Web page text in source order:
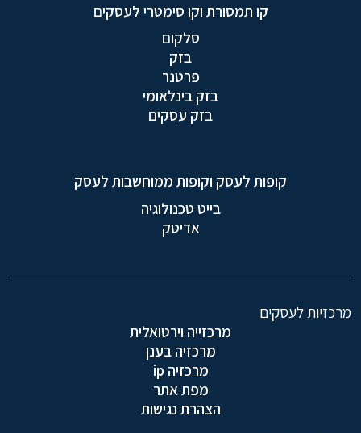
קו תמסורת וקו סימטרי לעסקים
סלקום
בזק
פרטנר
בזק בינלאומי
בזק עסקים
קופות לעסק וקופות ממוחשבות לעסק
בייט טכנולוגיה
אדיטק
מרכזיות לעסקים
מרכזייה וירטואלית
מרכזיה בענן
מרכזיה ip
מפת אתר
הצהרת נגישות